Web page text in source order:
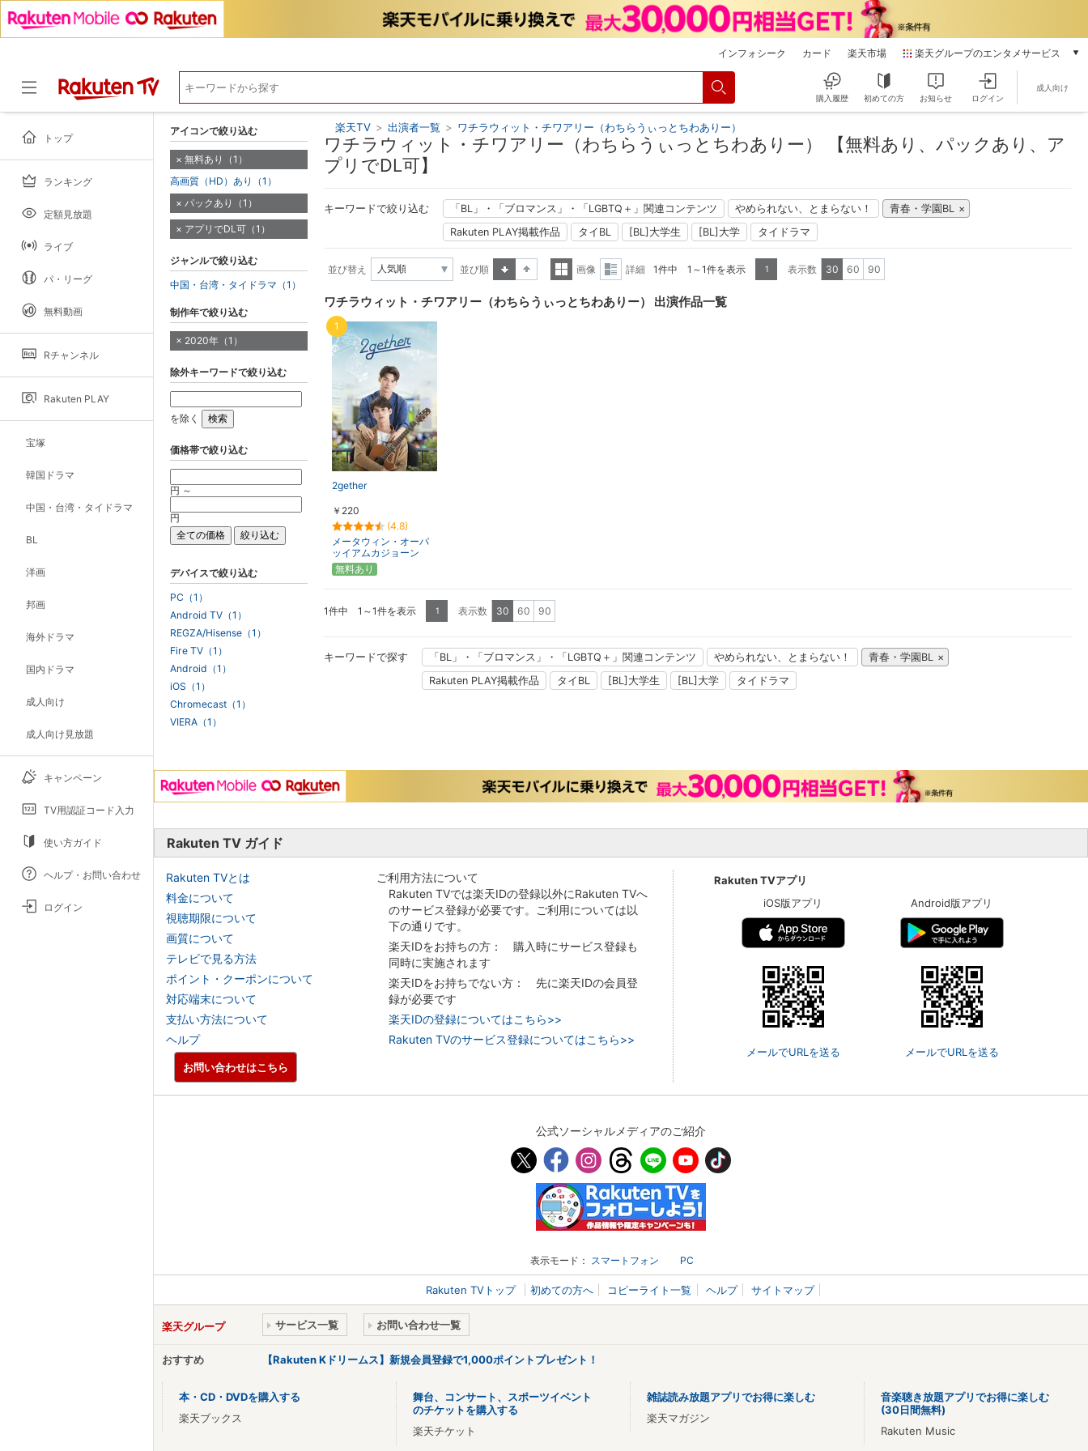
インフォシーク カード 楽天市場 楽天グループのエンタメサービス
本/ゲーム/CD/DVD
電子書籍
楽天マガジン
動画配信
購入履歴 初めての方 お知らせ ログイン
成人向け
トップ
ランキング
定額見放題
ライブ
パ・リーグ
無料動画
Rチャンネル
Rakuten PLAY
宝塚
韓国ドラマ
中国・台湾・タイドラマ
BL
洋画
邦画
海外ドラマ
国内ドラマ
成人向け
成人向け見放題
キャンペーン
TV用認証コード入力
使い方ガイド
ヘルプ・お問い合わせ
ログイン
楽天TV > 出演者一覧 > ワチラウィット・チワアリー（わちらうぃっとちわありー）
ワチラウィット・チワアリー（わちらうぃっとちわありー） 【無料あり、パックあり、ア
プリでDL可】
キーワードで絞り込む 「BL」・「ブロマンス」・「LGBTQ＋」関連コンテンツ やめられない、とまらない！
青春・学園BL
Rakuten PLAY掲載作品
タイBL [BL]大学生 [BL]大学 タイドラマ
並び替え
並び順
表示
画像
表示
詳細 1件中 1～1件を表示 1 表示数 30 60 90
ワチラウィット・チワアリー（わちらうぃっとちわありー） 出演作品一覧
2gether
￥220
(4.8)
メータウィン・オーパ
ッイアムカジョーン
1
無料あり
1件中 1～1件を表示 1 表示数 30 60 90
キーワードで探す 「BL」・「ブロマンス」・「LGBTQ＋」関連コンテンツ やめられない、とまらない！
青春・学園BL
Rakuten PLAY掲載作品
タイBL [BL]大学生 [BL]大学 タイドラマ
アイコンで絞り込む
無料あり（1）
高画質（HD）あり（1）
パックあり（1）
アプリでDL可（1）
ジャンルで絞り込む
中国・台湾・タイドラマ（1）
制作年で絞り込む
2020年（1）
除外キーワードで絞り込む
を除く
価格帯で絞り込む
円 ～
円
デバイスで絞り込む
PC（1）
Android TV（1）
REGZA/Hisense（1）
Fire TV（1）
Android（1）
iOS（1）
Chromecast（1）
VIERA（1）
Rakuten TV ガイド
Rakuten TVとは
料金について
視聴期限について
画質について
テレビで見る方法
ポイント・クーポンについて
対応端末について
支払い方法について
ヘルプ
ご利用方法について
Rakuten TVでは楽天IDの登録以外にRakuten TVへ
のサービス登録が必要です。ご利用については以
下の通りです。
楽天IDをお持ちの方： 購入時にサービス登録も
同時に実施されます
楽天IDをお持ちでない方： 先に楽天IDの会員登
録が必要です
楽天IDの登録についてはこちら>>
Rakuten TVのサービス登録についてはこちら>>
Rakuten TVアプリ
iOS版アプリ
メールでURLを送る
Android版アプリ
メールでURLを送る
お問い合わせはこちら
公式ソーシャルメディアのご紹介
表示モード： スマートフォン PC
Rakuten TVトップ 初めての方へ コピーライト一覧 ヘルプ サイトマップ
楽天グループ サービス一覧 お問い合わせ一覧
おすすめ 【Rakuten Kドリームス】新規会員登録で1,000ポイントプレゼント！
本・CD・DVDを購入する
楽天ブックス
舞台、コンサート、スポーツイベント
のチケットを購入する
楽天チケット
雑誌読み放題アプリでお得に楽しむ
楽天マガジン
音楽聴き放題アプリでお得に楽しむ
(30日間無料)
Rakuten Music